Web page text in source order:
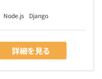
Node.js Django
詳細を見る